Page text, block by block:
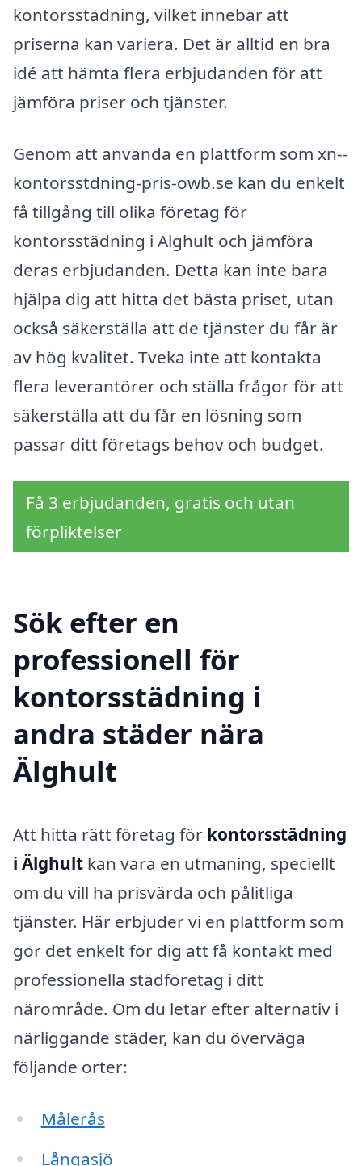
kontorsstädning, vilket innebär att
priserna kan variera. Det är alltid en bra
idé att hämta flera erbjudanden för att
jämföra priser och tjänster.
Genom att använda en plattform som xn--
kontorsstdning-pris-owb.se kan du enkelt
få tillgång till olika företag för
kontorsstädning i Älghult och jämföra
deras erbjudanden. Detta kan inte bara
hjälpa dig att hitta det bästa priset, utan
också säkerställa att de tjänster du får är
av hög kvalitet. Tveka inte att kontakta
flera leverantörer och ställa frågor för att
säkerställa att du får en lösning som
passar ditt företags behov och budget.
Få 3 erbjudanden, gratis och utan
förpliktelser
Sök efter en
professionell för
kontorsstädning i
andra städer nära
Älghult
Att hitta rätt företag för kontorsstädning
i Älghult kan vara en utmaning, speciellt
om du vill ha prisvärda och pålitliga
tjänster. Här erbjuder vi en plattform som
gör det enkelt för dig att få kontakt med
professionella städföretag i ditt
närområde. Om du letar efter alternativ i
närliggande städer, kan du överväga
följande orter:
Målerås
Långasjö